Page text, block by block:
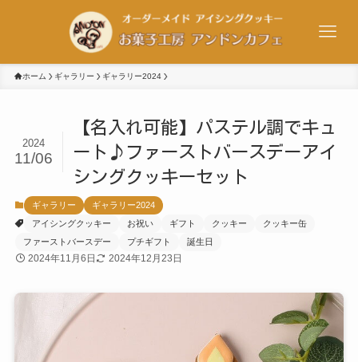
ホーム ギャラリー ギャラリー2024
【名入れ可能】パステル調でキュ
ート♪ファーストバースデーアイ
シングクッキーセット
2024
11/06
ギャラリー
ギャラリー2024
アイシングクッキー
お祝い ギフト クッキー
クッキー缶
ファーストバースデー
プチギフト 誕生日
2024年11月6日 2024年12月23日